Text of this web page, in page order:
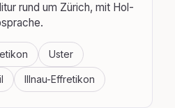
rund um Zürich, mit Hol-
Uster
Illnau-Effretikon